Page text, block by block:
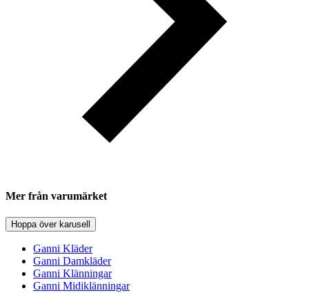
Mer från varumärket
Hoppa över karusell
Ganni Kläder
Ganni Damkläder
Ganni Klänningar
Ganni Midiklänningar